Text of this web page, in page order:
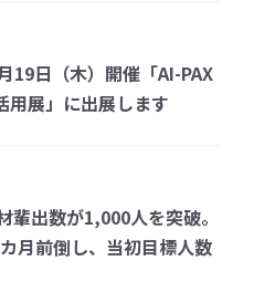
19日（木）開催「AI-PAX
用展」に出展します
輩出数が1,000人を突破。
月前倒し、当初目標人数